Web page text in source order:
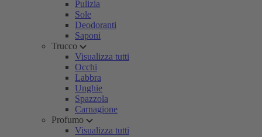
Pulizia
Sole
Deodoranti
Saponi
Trucco
Visualizza tutti
Occhi
Labbra
Unghie
Spazzola
Carnagione
Profumo
Visualizza tutti